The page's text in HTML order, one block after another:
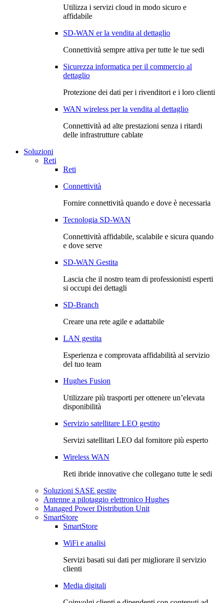
Utilizza i servizi cloud in modo sicuro e
affidabile
SD-WAN er la vendita al dettaglio
Connettività sempre attiva per tutte le tue sedi
Sicurezza informatica per il commercio al
dettaglio
Protezione dei dati per i rivenditori e i loro clienti
WAN wireless per la vendita al dettaglio
Connettività ad alte prestazioni senza i ritardi
delle infrastrutture cablate
Soluzioni
Reti
Reti
Connettività
Fornire connettività quando e dove è necessaria
Tecnologia SD-WAN
Connettività affidabile, scalabile e sicura quando
e dove serve
SD-WAN Gestita
Lascia che il nostro team di professionisti esperti
si occupi dei dettagli
SD-Branch
Creare una rete agile e adattabile
LAN gestita
Esperienza e comprovata affidabilità al servizio
del tuo team
Hughes Fusion
Utilizzare più trasporti per ottenere un’elevata
disponibilità
Servizio satellitare LEO gestito
Servizi satellitari LEO dal fornitore più esperto
Wireless WAN
Reti ibride innovative che collegano tutte le sedi
Soluzioni SASE gestite
Antenne a pilotaggio elettronico Hughes
Managed Power Distribution Unit
SmartStore
SmartStore
WiFi e analisi
Servizi basati sui dati per migliorare il servizio
clienti
Media digitali